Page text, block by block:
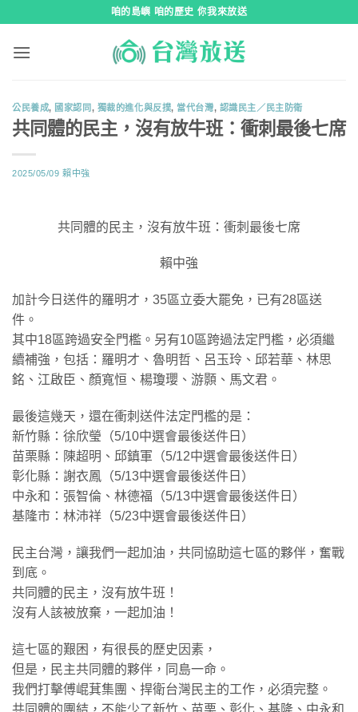
咱的島嶼 咱的歷史 你我來放送
公民養成, 國家認同, 獨裁的進化與反撲, 當代台灣, 認識民主／民主防衛
共同體的民主，沒有放牛班：衝刺最後七席
2025/05/09 賴中強
共同體的民主，沒有放牛班：衝刺最後七席
賴中強
加計今日送件的羅明才，35區立委大罷免，已有28區送
件。
其中18區跨過安全門檻。另有10區跨過法定門檻，必須繼
續補強，包括：羅明才、魯明哲、呂玉玲、邱若華、林思
銘、江啟臣、顏寬恒、楊瓊瓔、游顥、馬文君。
最後這幾天，還在衝刺送件法定門檻的是：
新竹縣：徐欣瑩（5/10中選會最後送件日）
苗栗縣：陳超明、邱鎮軍（5/12中選會最後送件日）
彰化縣：謝衣鳳（5/13中選會最後送件日）
中永和：張智倫、林德福（5/13中選會最後送件日）
基隆市：林沛祥（5/23中選會最後送件日）
民主台灣，讓我們一起加油，共同協助這七區的夥伴，奮戰
到底。
共同體的民主，沒有放牛班！
沒有人該被放棄，一起加油！
這七區的艱困，有很長的歷史因素，
但是，民主共同體的夥伴，同島一命。
我們打擊傅崐萁集團、捍衛台灣民主的工作，必須完整。
共同體的團結，不能少了新竹、苗栗、彰化、基隆、中永和